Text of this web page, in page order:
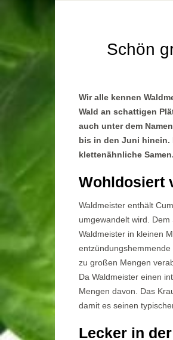
Schön
Wir alle kennen
Wald an schattigen
auch unter dem
bis in den Juni hinein.
klettenähnliche Samen.
Wohldosiert
Waldmeister enthält
umgewandelt wird.
Waldmeister in kleinen
zu großen Mengen
Da Waldmeister einen
Mengen davon. Das
damit es seinen
Lecker in